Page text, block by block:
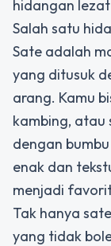
hidangan
Salah satu
Sate adalah
yang ditusuk
arang. Kamu
kambing, atau
dengan
enak dan
menjadi
Tak hanya
yang tidak